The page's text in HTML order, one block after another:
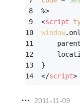
%>
<script
window
}
</script>
2011-11-09